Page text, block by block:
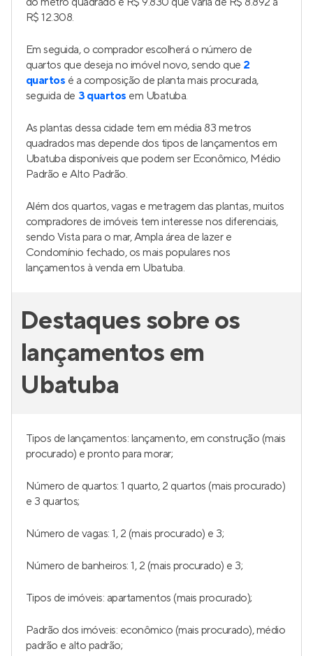
R$ 12.308.
Em seguida, o comprador escolherá o número de
quartos que deseja no imóvel novo, sendo que 2
quartos é a composição de planta mais procurada,
seguida de 3 quartos em Ubatuba.
As plantas dessa cidade tem em média 83 metros
quadrados mas depende dos tipos de lançamentos em
Ubatuba disponíveis que podem ser Econômico, Médio
Padrão e Alto Padrão.
Além dos quartos, vagas e metragem das plantas, muitos
compradores de imóveis tem interesse nos diferenciais,
sendo Vista para o mar, Ampla área de lazer e
Condomínio fechado, os mais populares nos
lançamentos à venda em Ubatuba.
Destaques sobre os
lançamentos em
Ubatuba
Tipos de lançamentos: lançamento, em construção (mais
procurado) e pronto para morar;
Número de quartos: 1 quarto, 2 quartos (mais procurado)
e 3 quartos;
Número de vagas: 1, 2 (mais procurado) e 3;
Número de banheiros: 1, 2 (mais procurado) e 3;
Tipos de imóveis: apartamentos (mais procurado);
Padrão dos imóveis: econômico (mais procurado), médio
padrão e alto padrão;